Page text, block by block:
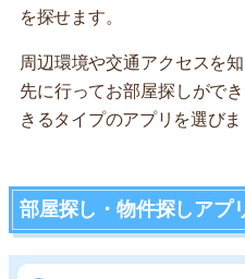
を探せます。
周辺環境や交通アクセスを
先に行ってお部屋探しがで
きるタイプのアプリを選びま
部屋探し・物件探しアプ